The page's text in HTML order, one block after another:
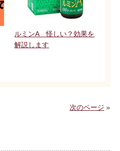
ルミンA 怪しい？効果を
解説します
次のページ »